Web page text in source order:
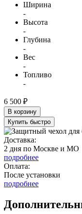
Ширина
-
Высота
-
Глубина
-
Вес
-
Топливо
-
6 500 ₽
В корзину
Купить быстро
Доставка:
2 дня по Москве и МО
подробнее
Оплата:
После установки
подробнее